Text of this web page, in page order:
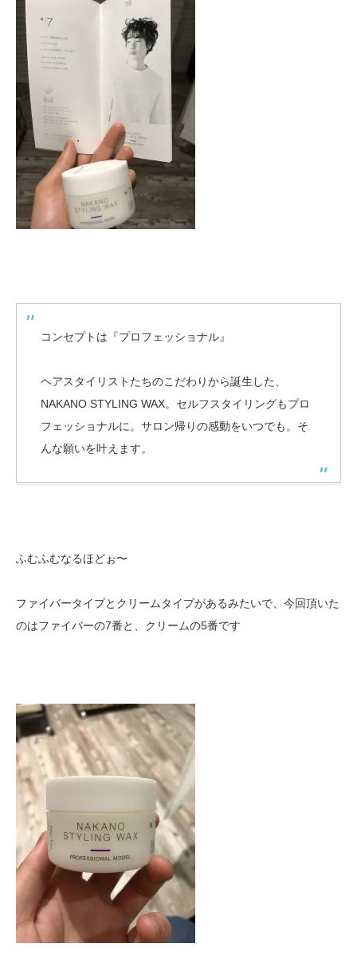
コンセプトは『プロフェッショナル』
ヘアスタイリストたちのこだわりから誕生した、
NAKANO STYLING WAX。セルフスタイリングもプロ
フェッショナルに。サロン帰りの感動をいつでも。そ
んな願いを叶えます。
ふむふむなるほどぉ〜
ファイバータイプとクリームタイプがあるみたいで、今回頂いた
のはファイバーの7番と、クリームの5番です